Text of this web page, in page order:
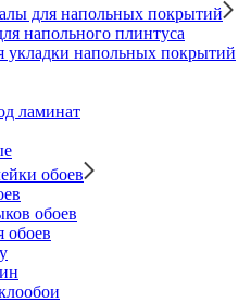
для напольных покрытий
напольного плинтуса
укладки напольных покрытий
ламинат
обоев
обоев
обоев